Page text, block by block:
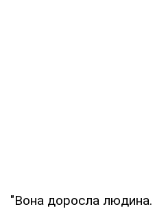
"Вона доросла людина.